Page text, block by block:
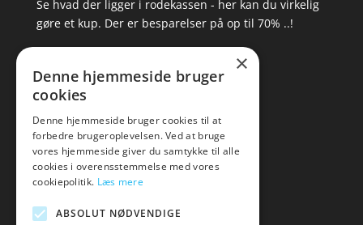
Se hvad der ligger i rodekassen - her kan du virkelig
gøre et kup. Der er besparelser på op til 70% ..!
Tlf: 7876 8672
Mail: hej@amare.dk
×
Denne hjemmeside bruger
cookies
Denne hjemmeside bruger cookies til at
forbedre brugeroplevelsen. Ved at bruge
vores hjemmeside giver du samtykke til alle
cookies i overensstemmelse med vores
cookiepolitik. Læs mere
ABSOLUT NØDVENDIGE